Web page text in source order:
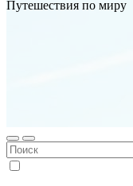
Путешествия по миру